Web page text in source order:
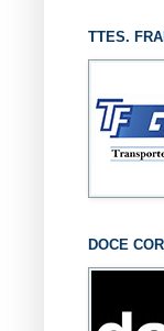
TTES.
DOCE